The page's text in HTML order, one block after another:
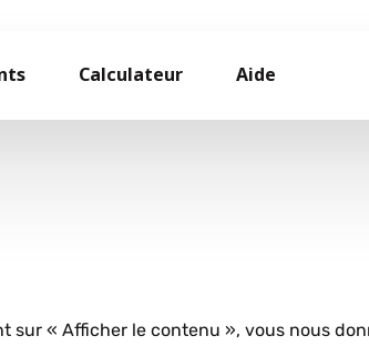
Calculateur Aide
sur « Afficher le contenu », vous nous